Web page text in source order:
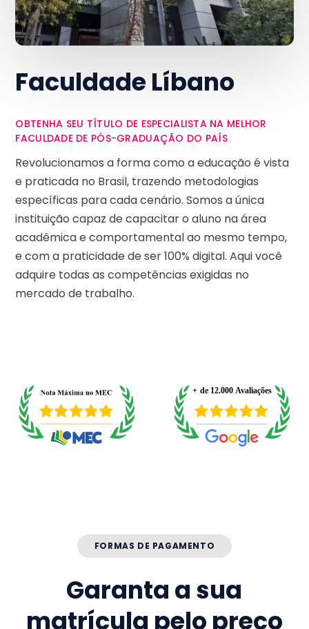
Faculdade Líbano
OBTENHA SEU TÍTULO DE ESPECIALISTA NA MELHOR
FACULDADE DE PÓS-GRADUAÇÃO DO PAÍS
Revolucionamos a forma como a educação é vista
e praticada no Brasil, trazendo metodologias
específicas para cada cenário. Somos a única
instituição capaz de capacitar o aluno na área
acadêmica e comportamental ao mesmo tempo,
e com a praticidade de ser 100% digital. Aqui você
adquire todas as competências exigidas no
mercado de trabalho.
FORMAS DE PAGAMENTO
Garanta a sua
matrícula pelo preço